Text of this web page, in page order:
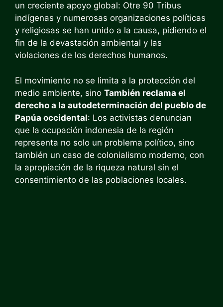
un creciente apoyo global: Otre 90 Tribus
indígenas y numerosas organizaciones políticas
y religiosas se han unido a la causa, pidiendo el
fin de la devastación ambiental y las
violaciones de los derechos humanos.
El movimiento no se limita a la protección del
medio ambiente, sino También reclama el
derecho a la autodeterminación del pueblo de
Papúa occidental: Los activistas denuncian
que la ocupación indonesia de la región
representa no solo un problema político, sino
también un caso de colonialismo moderno, con
la apropiación de la riqueza natural sin el
consentimiento de las poblaciones locales.